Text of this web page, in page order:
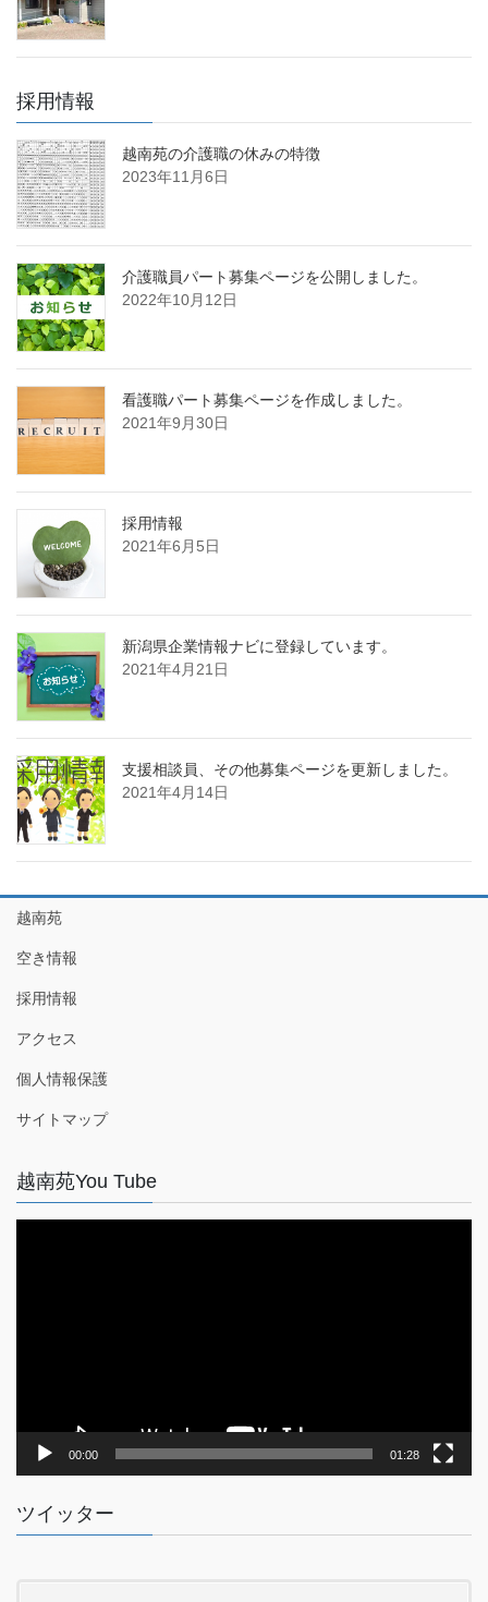
採用情報
越南苑の介護職の休みの特徴
2023年11月6日
介護職員パート募集ページを公開しました。
2022年10月12日
看護職パート募集ページを作成しました。
2021年9月30日
採用情報
2021年6月5日
新潟県企業情報ナビに登録しています。
2021年4月21日
支援相談員、その他募集ページを更新しました。
2021年4月14日
越南苑
空き情報
採用情報
アクセス
個人情報保護
サイトマップ
越南苑You Tube
00:00 01:28
ツイッター